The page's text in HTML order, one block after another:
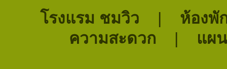
โรงแรม ชมวิว | ห้องพั
ความสะดวก | แผ